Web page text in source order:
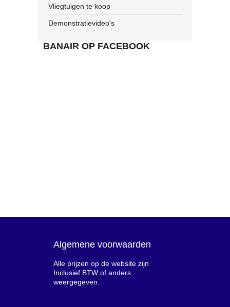
Vliegtuigen te koop
Demonstratievideo's
BANAIR OP FACEBOOK
Algemene voorwaarden
Alle prijzen op de website zijn
Inclusief BTW of anders
weergegeven.